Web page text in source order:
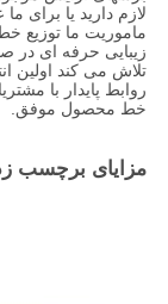
لازم دارید یا برای
ماموریت ما توزیع خط
زیبایی حرفه ای در
تلاش می کند اولین
روابط پایدار با
خط محصول موفق.
مزایای